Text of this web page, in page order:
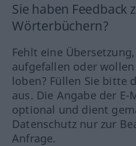
Sie haben Feedback
Wörterbüchern?
Fehlt eine
aufgefallen oder
loben? Füllen Sie bitte
aus. Die Angabe der E-
optional und dient
Datenschutz nur zur
Anfrage.